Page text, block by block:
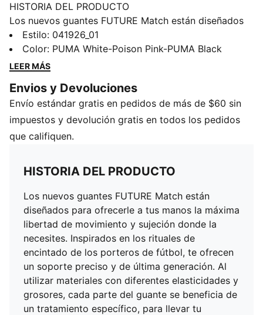
HISTORIA DEL PRODUCTO
Los nuevos guantes FUTURE Match están diseñados
para ofrecerle a tus manos la máxima libertad de
movimiento y sujeción donde la necesites. Inspirados
en los rituales de encintado de los porteros de fútbol,
Al utilizar materiales con diferentes elasticidades y
grosores, cada parte del guante se beneficia de un
tratamiento específico, para llevar tu rendimiento al
máximo.
agarre y durabilidad
Corte negativo
Material textil, para un excelente confort
Dorso de látex, para mayor flexibilidad y mejora en la
potencia de los lanzamientos de puño
Envoltura del pulgar, que aumenta el contacto entre el
látex y el balón
Correa de látex de largo completo, para un cierre
seguro y cómodo
Estilo: 041926_01
Color: PUMA White-Poison Pink-PUMA Black
LEER MÁS
Envios y Devoluciones
Envío estándar gratis en pedidos de más de $60 sin
impuestos y devolución gratis en todos los pedidos
que califiquen.
HISTORIA DEL PRODUCTO
Los nuevos guantes FUTURE Match están
diseñados para ofrecerle a tus manos la máxima
libertad de movimiento y sujeción donde la
necesites. Inspirados en los rituales de
encintado de los porteros de fútbol, te ofrecen
un soporte preciso y de última generación. Al
utilizar materiales con diferentes elasticidades y
grosores, cada parte del guante se beneficia de
un tratamiento específico, para llevar tu